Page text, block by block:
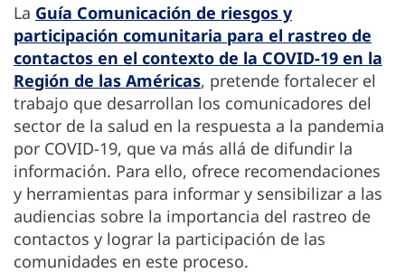
La Guía Comunicación de riesgos y
participación comunitaria para el rastreo de
contactos en el contexto de la COVID-19 en la
Región de las Américas, pretende fortalecer el
trabajo que desarrollan los comunicadores del
sector de la salud en la respuesta a la pandemia
por COVID-19, que va más allá de difundir la
información. Para ello, ofrece recomendaciones
y herramientas para informar y sensibilizar a las
audiencias sobre la importancia del rastreo de
contactos y lograr la participación de las
comunidades en este proceso.